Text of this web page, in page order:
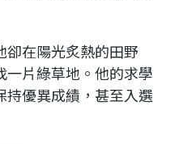
卻在陽光炙熱的田野
一片綠草地。他的求學
持優異成績，甚至入選